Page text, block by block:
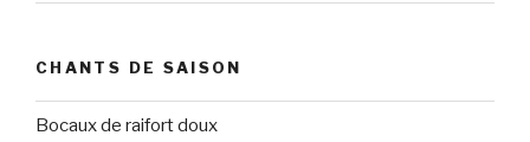
CHANTS DE SAISON
Bocaux de raifort doux